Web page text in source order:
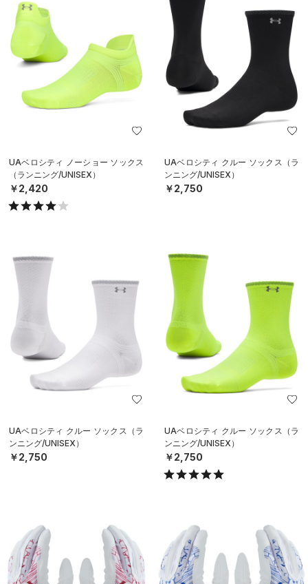
UAベロシティ ノーショー ソックス
（ランニング/UNISEX）
￥2,420
UAベロシティ クルー ソックス（ラ
ンニング/UNISEX）
￥2,750
UAベロシティ クルー ソックス（ラ
ンニング/UNISEX）
￥2,750
UAベロシティ クルー ソックス（ラ
ンニング/UNISEX）
￥2,750